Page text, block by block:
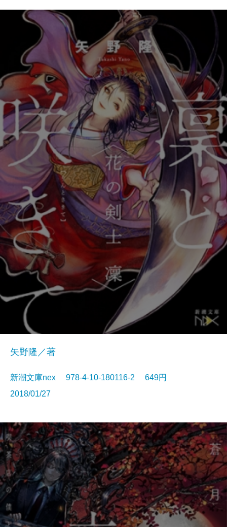
矢野隆／著
新潮文庫nex 978-4-10-180116-2 649円
2018/01/27